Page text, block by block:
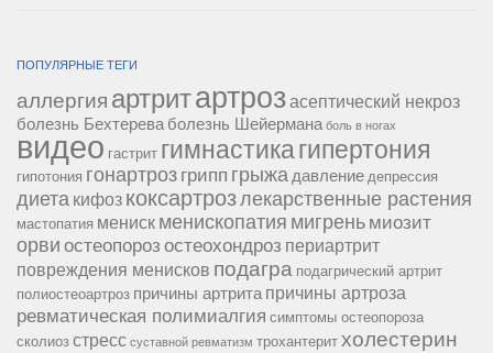
ПОПУЛЯРНЫЕ ТЕГИ
аллергия артритартрозасептический некроз
болезнь Бехтерева болезнь Шейермана боль в ногах
видео гастрит гимнастикагипертония
гипотония гонартроз грипп грыжадавление депрессия
диета кифоз коксартрозлекарственные растения
мастопатия мениск менископатия мигрень миозит
орви остеопороз остеохондроз периартрит
повреждения менисков подагра подагрический артрит
полиостеоартроз причины артрита причины артроза
ревматическая полимиалгия симптомы остеопороза
сколиоз стресс суставной ревматизм трохантерит холестерин